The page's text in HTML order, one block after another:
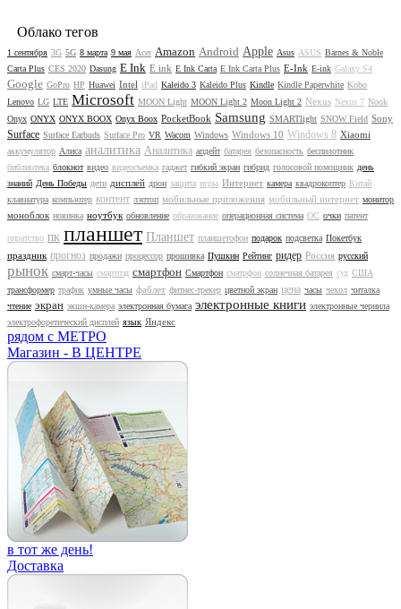
Облако тегов
1 сентября 3G 5G 8 марта 9 мая Acer Amazon Android Apple Asus ASUS Barnes & Noble
Carta Plus CES 2020 Dasung E Ink E ink E Ink Carta E Ink Carta Plus E-Ink E-ink Galaxy S4
Google GoPro HP Huawei Intel iPad Kaleido 3 Kaleido Plus Kindle Kindle Paperwhite Kobo
Lenovo LG LTE Microsoft MOON Light MOON Light 2 Moon Light 2 Nexus Nexus 7 Nook
Onyx ONYX ONYX BOOX Onyx Boox PocketBook Samsung SMARTlight SNOW Field Sony
Surface Surface Earbuds Surface Pro VR Wacom Windows Windows 10 Windows 8 Xiaomi
аккумулятор Алиса аналитика Аналитика апдейт батарея безопасность беспилотник
библиотека блокнот видео видеосъемка гаджет гибкий экран гибрид голосовой помощник день
знаний День Победы дети дисплей дрон защита игры Интернет камера квадрокоптер Китай
клавиатура компьютер контент лэптоп мобильные приложения мобильный интернет монитор
моноблок новинка ноутбук обновление образование операционная система ОС очки патент
пиратство ПК планшет Планшет планшетофон подарок подсветка Покетбук
праздник прогноз продажи процессор прошивка Пушкин Рейтинг ридер Россия русский
рынок смарт-часы смартпэд смартфон Смартфон сматрфон солнечная батарея суд США
трансформер трафик умные часы фаблет фитнес-трекер цветной экран цена часы чехол читалка
чтение экран экшн-камера электронная бумага электронные книги электронные чернила
электрофоретический дисплей язык Яндекс
рядом с МЕТРО
Магазин - В ЦЕНТРЕ
в тот же день!
Доставка